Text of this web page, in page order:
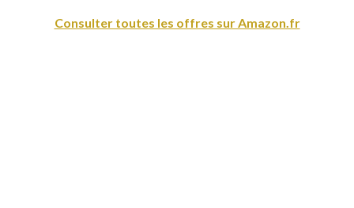
Consulter toutes les offres sur Amazon.fr